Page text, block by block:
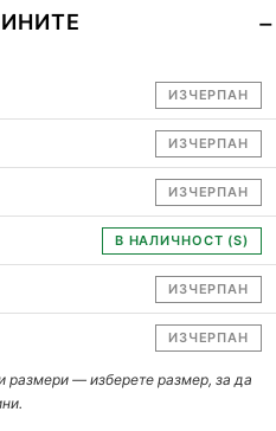
ИЗЧЕРПАН
ИЗЧЕРПАН
ИЗЧЕРПАН
В НАЛИЧНОСТ (S)
ИЗЧЕРПАН
ИЗЧЕРПАН
размери — изберете размер, за да